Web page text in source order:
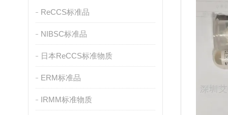
ReCCS标准品
NIBSC标准品
日本ReCCS标准物质
ERM标准品
IRMM标准物质